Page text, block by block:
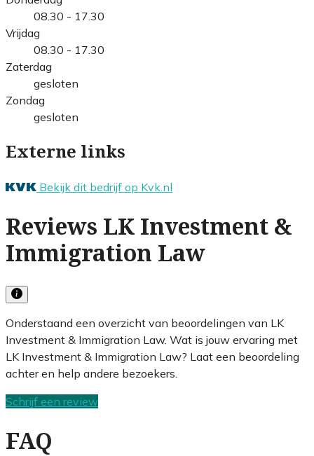
08.30 - 17.30
Vrijdag
08.30 - 17.30
Zaterdag
gesloten
Zondag
gesloten
Externe links
Bekijk dit bedrijf op Kvk.nl
Reviews LK Investment &
Immigration Law
Onderstaand een overzicht van beoordelingen van LK
Investment & Immigration Law. Wat is jouw ervaring met
LK Investment & Immigration Law? Laat een beoordeling
achter en help andere bezoekers.
Schrijf een review
FAQ